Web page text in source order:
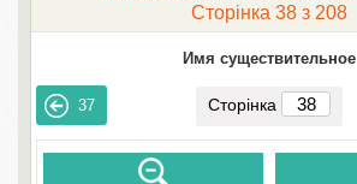
Сторінка 38 з 208
Имя существительное
37 Сторінка